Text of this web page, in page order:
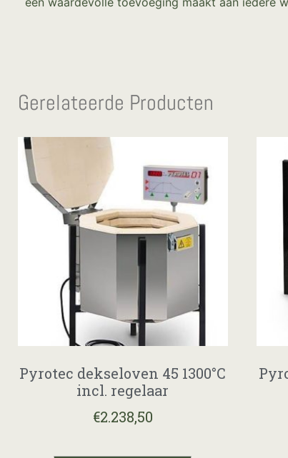
Gerelateerde Producten
Pyrotec dekseloven 45 1300°C
incl. regelaar
€2.238,50